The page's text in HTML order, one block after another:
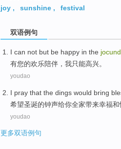
joy , sunshine , festival
双语例句
I can not but be happy in the
有您的欢乐陪伴 ， 我只能高兴。
youdao
I pray that the dings would bring
希望圣诞的钟声给你全家带来幸福和
youdao
更多双语例句